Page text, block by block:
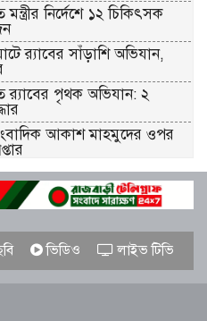
নির্দেশে ১২ চিকিৎসক
র‌্যাবের সাঁড়াশি অভিযান,
র‌্যাবের পৃথক অভিযান: ২
আকাশ মাহমুদের ওপর
জুলাই গণঅভ্যুত্থান দিবস পালিত
রেড ক্রিসেন্টের উদ্যোগে জুলাই-
দিবস পালিত
ভিডিও লাইভ টিভি